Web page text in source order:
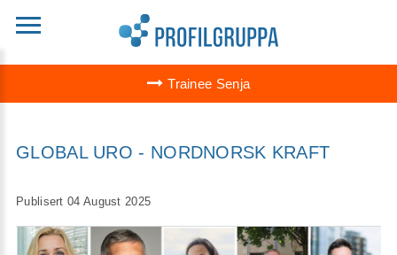
Trainee Senja
GLOBAL URO - NORDNORSK KRAFT
Publisert 04 August 2025